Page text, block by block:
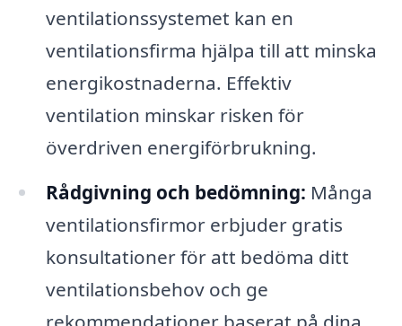
ventilationssystemet kan en
ventilationsfirma hjälpa till att minska
energikostnaderna. Effektiv
ventilation minskar risken för
överdriven energiförbrukning.
Rådgivning och bedömning: Många
ventilationsfirmor erbjuder gratis
konsultationer för att bedöma ditt
ventilationsbehov och ge